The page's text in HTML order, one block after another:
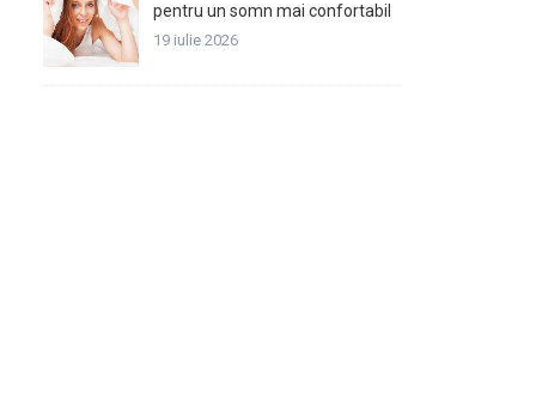
pentru un somn mai confortabil
19 iulie 2026